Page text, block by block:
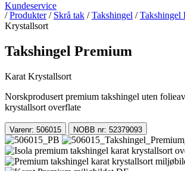
Kundeservice
/ Produkter / Skrå tak / Takshingel / Takshingel
Krystallsort
Takshingel Premium
Karat Krystallsort
Norskprodusert premium takshingel uten
krystallsort overflate
Varenr: 506015 NOBB nr: 52379093